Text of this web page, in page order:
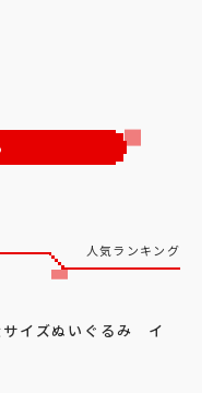
人気ランキング
イズぬいぐるみ イ